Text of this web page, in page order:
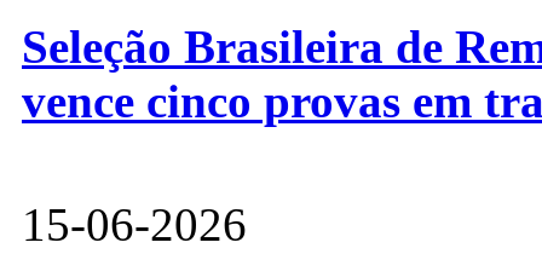
Seleção Brasileira de
vence cinco provas em
15-06-2026